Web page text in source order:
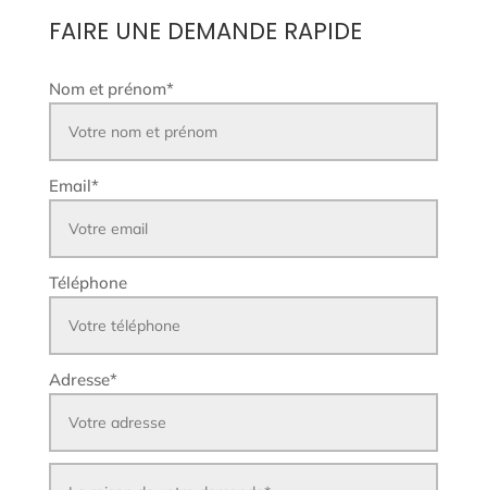
FAIRE UNE DEMANDE RAPIDE
Nom et prénom*
Email*
Téléphone
Adresse*